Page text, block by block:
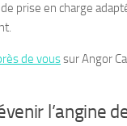
prise en charge
de voussur Angor
l’angine